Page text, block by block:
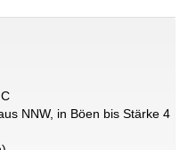
NNW, in Böen bis Stärke 4